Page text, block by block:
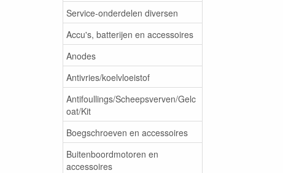
Service-onderdelen diversen
Accu's, batterijen en accessoires
Anodes
Antivries/koelvloeistof
Antifoullings/Scheepsverven/Gelc
oat/Kit
Boegschroeven en accessoires
Buitenboordmotoren en
accessoires